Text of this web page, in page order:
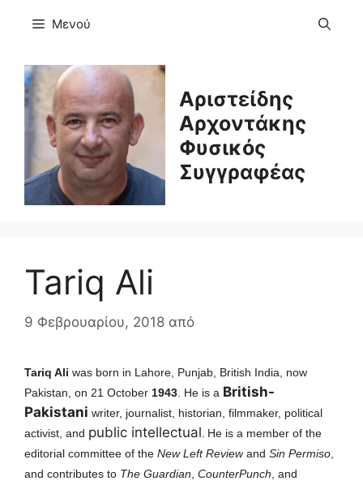
Μενού
Αριστείδης
Αρχοντάκης
Φυσικός
Συγγραφέας
Tariq Ali
9 Φεβρουαρίου, 2018 από
Tariq Ali was born in Lahore, Punjab, British India, now
Pakistan, on 21 October 1943 . He is a British-
Pakistani writer, journalist, historian, filmmaker, political
activist, and public intellectual He is a member of the
editorial committee of the New Left Review and Sin Permiso
and contributes to The Guardian CounterPunch , and